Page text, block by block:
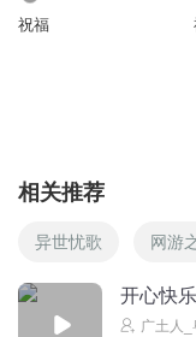
祝福
相关推荐
异世忧歌 网游
开心快乐
广土人_